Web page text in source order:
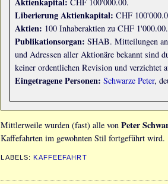
Liberierung Aktienkapital: CHF
Aktien: 100 Inhaberaktien zu CHF 1'000.00.
Publikationsorgan: SHAB. Mitteilungen
und Adressen aller Aktionäre bekannt sind
keiner ordentlichen Revision und verzichtet
Eingetragene Personen: Schwarze Peter,
Mittlerweile wurden (fast) alle vonPeter
Kaffefahrten im gewohnten Stil fortgeführt wird.
LABELS:KAFFEEFAHRT